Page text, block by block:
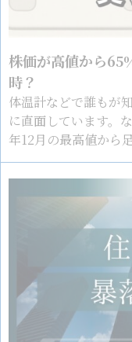
株価が高値から
時？
体温計などで誰もが
に直面しています。
年12月の最高値から